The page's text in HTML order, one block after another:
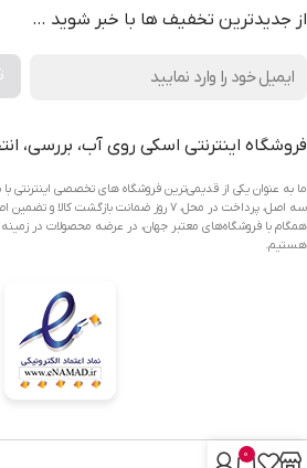
از جدیدترین تخفیف ها با خبر شوید …
فروشگاه اینترنتی اسکی روی آب، بررسی،
ما به عنوان یکی از قدیمی‌ترین فروشگاه های تخصصی اینترنتی
سه اصل، پرداخت در محل، ۷ روز ضمانت بازگشت کالا
همگام با فروشگاه‌های معتبر جهان، در عرضه محصولات در
هستیم.
0